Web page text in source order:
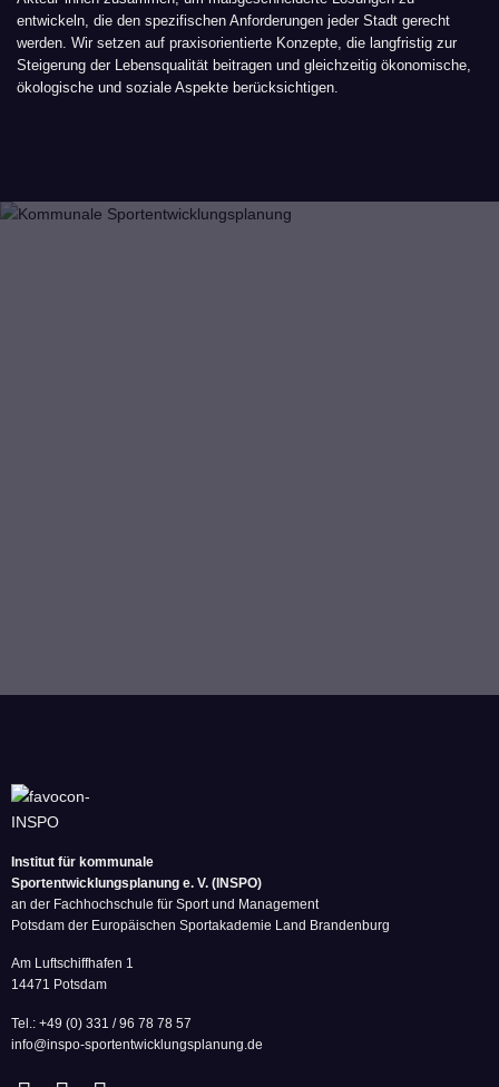
entwickeln, die den spezifischen Anforderungen jeder Stadt gerecht
werden. Wir setzen auf praxisorientierte Konzepte, die langfristig zur
Steigerung der Lebensqualität beitragen und gleichzeitig ökonomische,
ökologische und soziale Aspekte berücksichtigen.
Institut für kommunale
Sportentwicklungsplanung e. V. (INSPO)
an der Fachhochschule für Sport und Management
Potsdam der Europäischen Sportakademie Land Brandenburg
Am Luftschiffhafen 1
14471 Potsdam
Tel.: +49 (0) 331 / 96 78 78 57
info@inspo-sportentwicklungsplanung.de